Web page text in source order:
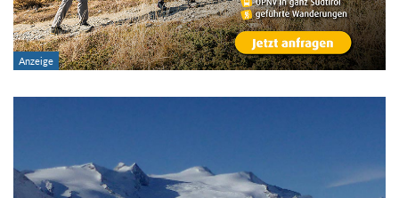
Art der Tour:
Kondition (Tourdauer):